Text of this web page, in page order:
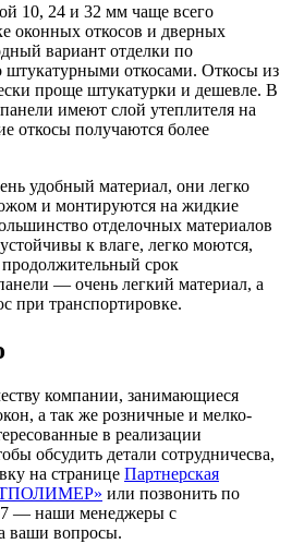
10, 24 и 32 мм чаще всего
оконных откосов и дверных
вариант отделки по
откосами. Откосы из
проще штукатурки и дешевле. В
имеют слой утеплителя на
откосы получаются более
удобный материал, они легко
и монтируются на жидкие
отделочных материалов
к влаге, легко моются,
срок
— очень легкий материал, а
при транспортировке.
компании, занимающиеся
а так же розничные и мелко-
в реализации
обсудить детали сотрудничесва,
на странице Партнерская
или позвонить по
— наши менеджеры с
ваши вопросы.